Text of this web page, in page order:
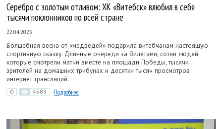
Серебро с золотым отливом: ХК «Витебск» влюбил в себя
тысячи поклонников по всей стране
22.04.2025
Волшебная весна от «медведей» подарила витебчанам настоящую
спортивную сказку. Длинные очереди за билетами, сотни людей,
которые смотрели матчи вместе на площади Победы, тысячи
зрителей на домашних трибунах и десятки тысяч просмотров
интернет трансляций.
0 4583 Подробнее